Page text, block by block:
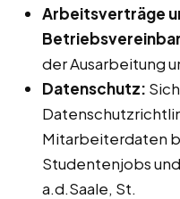
Arbeitsverträge
der Ausarbeitung
Datenschutz:
Mitarbeiterdaten
Studentenjobs
a.d.Saale, St.